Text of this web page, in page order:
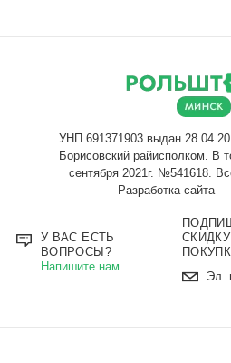
Разработка сайта —